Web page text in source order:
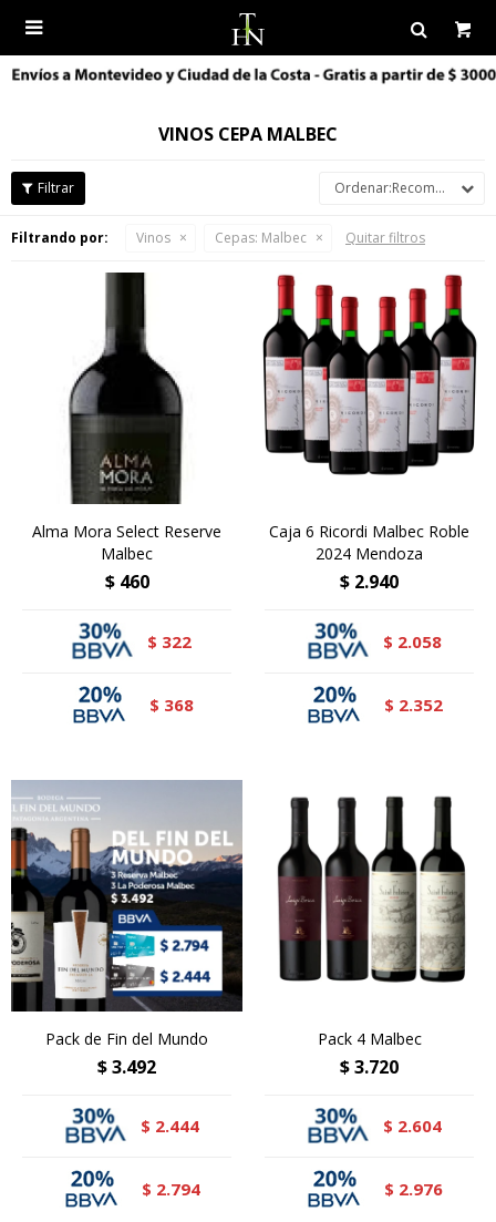

VINOS CEPA MALBEC
Recomendados
Filtrando por: Vinos Cepas: Malbec Quitar filtros
Alma Mora Select Reserve
Malbec
$ 460
$ 322
$ 368
Caja 6 Ricordi Malbec Roble
2024 Mendoza
$ 2.940
$ 2.058
$ 2.352
Pack de Fin del Mundo
$3.492
$ 2.444
$ 2.794
Pack 4 Malbec
$3.720
$ 2.604
$ 2.976